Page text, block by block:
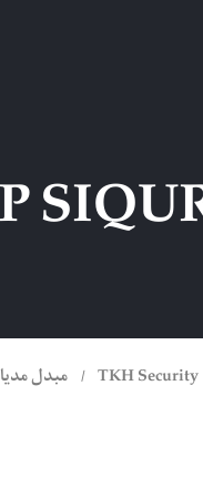
TKH Security مبدل مدیا FX SFP SIQURA مدل XSNet 3200MC PoE+